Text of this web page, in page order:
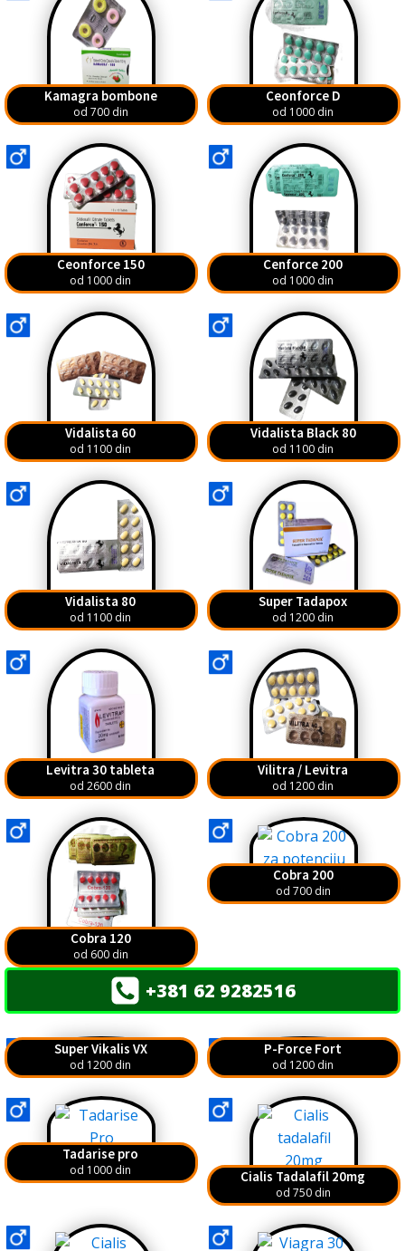
Kamagra bombone
od 700 din
Ceonforce D
od 1000 din
Ceonforce 150
od 1000 din
Cenforce 200
od 1000 din
Vidalista 60
od 1100 din
Vidalista Black 80
od 1100 din
Vidalista 80
od 1100 din
Super Tadapox
od 1200 din
Levitra 30 tableta
od 2600 din
Vilitra / Levitra
od 1200 din
Cobra 120
od 600 din
Cobra 200
od 700 din
+381 62 9282516
Super Vikalis VX
od 1200 din
P-Force Fort
od 1200 din
Tadarise pro
od 1000 din Cialis Tadalafil 20mg
od 750 din